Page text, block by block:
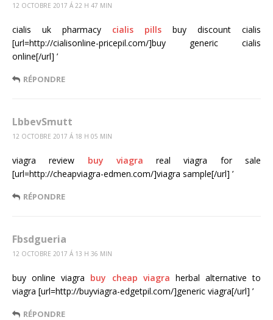
12 OCTOBRE 2017 Á 22 H 47 MIN
cialis uk pharmacy cialis pills buy discount cialis
[url=http://cialisonline-pricepil.com/]buy generic cialis
online[/url] ’
RÉPONDRE
LbbevSmutt
12 OCTOBRE 2017 Á 18 H 05 MIN
viagra review buy viagra real viagra for sale
[url=http://cheapviagra-edmen.com/]viagra sample[/url] ’
RÉPONDRE
Fbsdgueria
12 OCTOBRE 2017 Á 13 H 36 MIN
buy online viagra buy cheap viagra herbal alternative to
viagra [url=http://buyviagra-edgetpil.com/]generic viagra[/url] ’
RÉPONDRE